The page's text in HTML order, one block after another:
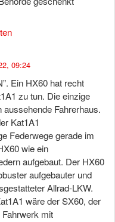
09:24
Ein HX60 hat recht
zu tun. Die einzige
Fahrerhaus.
Kat1A1
Federwege gerade im
wie ein
aufgebaut. Der HX60
aufgebauter und
Allrad-LKW.
wäre der SX60, der
mit